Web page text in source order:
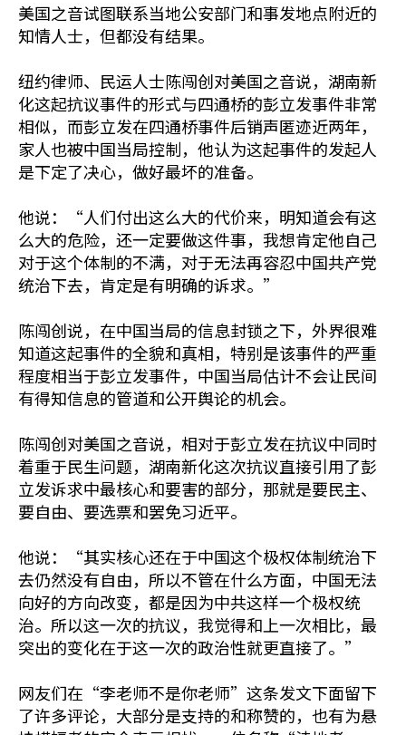
美国之音试图联系当地公安部门和事发地点附近的
知情人士，但都没有结果。
纽约律师、民运人士陈闯创对美国之音说，湖南新
化这起抗议事件的形式与四通桥的彭立发事件非常
相似，而彭立发在四通桥事件后销声匿迹近两年，
家人也被中国当局控制，他认为这起事件的发起人
是下定了决心，做好最坏的准备。
他说：“人们付出这么大的代价来，明知道会有这
么大的危险，还一定要做这件事，我想肯定他自己
对于这个体制的不满，对于无法再容忍中国共产党
统治下去，肯定是有明确的诉求。”
陈闯创说，在中国当局的信息封锁之下，外界很难
知道这起事件的全貌和真相，特别是该事件的严重
程度相当于彭立发事件，中国当局估计不会让民间
有得知信息的管道和公开舆论的机会。
陈闯创对美国之音说，相对于彭立发在抗议中同时
着重于民生问题，湖南新化这次抗议直接引用了彭
立发诉求中最核心和要害的部分，那就是要民主、
要自由、要选票和罢免习近平。
他说：“其实核心还在于中国这个极权体制统治下
去仍然没有自由，所以不管在什么方面，中国无法
向好的方向改变，都是因为中共这样一个极权统
治。所以这一次的抗议，我觉得和上一次相比，最
突出的变化在于这一次的政治性就更直接了。”
网友们在“李老师不是你老师”这条发文下面留下
了许多评论，大部分是支持的和称赞的，也有为悬